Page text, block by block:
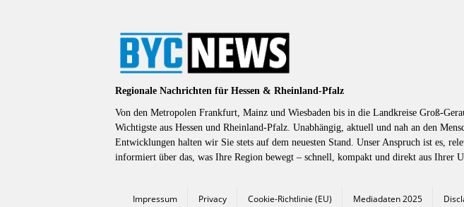
Regionale Nachrichten für Hessen & Rheinland-Pfalz
Von den Metropolen Frankfurt, Mainz und Wiesbaden bis in die Landkreise Groß-
Wichtigste aus Hessen und Rheinland-Pfalz. Unabhängig, aktuell und nah an den
Entwicklungen halten wir Sie stets auf dem neuesten Stand. Unser Anspruch ist es,
informiert über das, was Ihre Region bewegt – schnell, kompakt und direkt aus Ihrer
Impressum Privacy Cookie-Richtlinie (EU) Mediadaten 2025